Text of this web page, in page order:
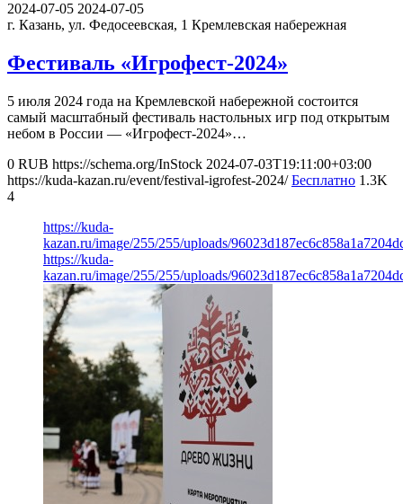
2024-07-05 2024-07-05
г. Казань, ул. Федосеевская, 1 Кремлевская набережная
Фестиваль «Игрофест-2024»
5 июля 2024 года на Кремлевской набережной состоится
самый масштабный фестиваль настольных игр под открытым
небом в России — «Игрофест-2024»…
0 RUB https://schema.org/InStock 2024-07-03T19:11:00+03:00
https://kuda-kazan.ru/event/festival-igrofest-2024/ Бесплатно 1.3K
4
https://kuda-
kazan.ru/image/255/255/uploads/
https://kuda-
kazan.ru/image/255/255/uploads/